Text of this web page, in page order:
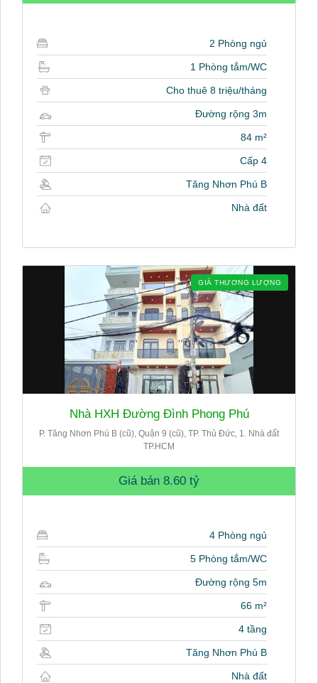
2 Phòng ngủ
1 Phòng tắm/WC
Cho thuê 8 triệu/tháng
Đường rộng 3m
84 m²
Cấp 4
Tăng Nhơn Phú B
Nhà đất
GIÁ THƯƠNG LƯỢNG
Nhà HXH Đường Đình Phong Phú
P. Tăng Nhơn Phú B (cũ), Quận 9 (cũ), TP. Thủ Đức, 1. Nhà đất
TP.HCM
Giá bán 8.60 tỷ
4 Phòng ngủ
5 Phòng tắm/WC
Đường rộng 5m
66 m²
4 tầng
Tăng Nhơn Phú B
Nhà đất